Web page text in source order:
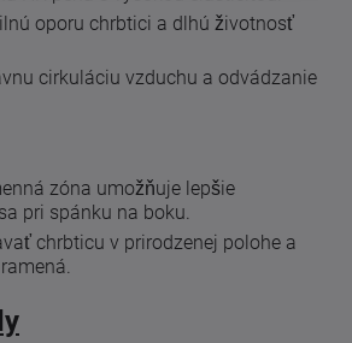
oporu chrbtici a dlhú životnosť
cirkuláciu vzduchu a odvádzanie
zóna umožňuje lepšie
pri spánku na boku.
chrbticu v prirodzenej polohe a